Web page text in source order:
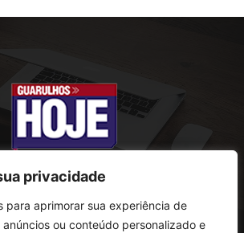
privacidade
para aprimorar sua experiência de
ou conteúdo personalizado e
SOBRE NÓS